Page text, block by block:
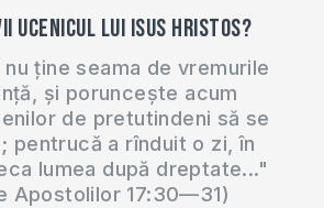
ucenicul lui Isus Hristos?
nu ține seama de vremurile
și poruncește acum
de pretutindeni să se
pentrucă a rînduit o zi, în
lumea după dreptate..."
Apostolilor 17:30—31)